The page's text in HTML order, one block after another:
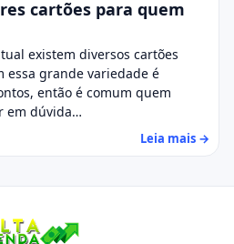
cartões para quem
existem diversos cartões
essa grande variedade é
então é comum quem
em dúvida…
Leia mais →